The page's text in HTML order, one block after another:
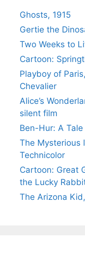
Ghosts, 1915
Gertie the
Two Weeks to
Cartoon:
Playboy of
Chevalier
Alice’s
silent film
Ben-Hur: A
The Mysterious
Technicolor
Cartoon: Great
the Lucky
The Arizona